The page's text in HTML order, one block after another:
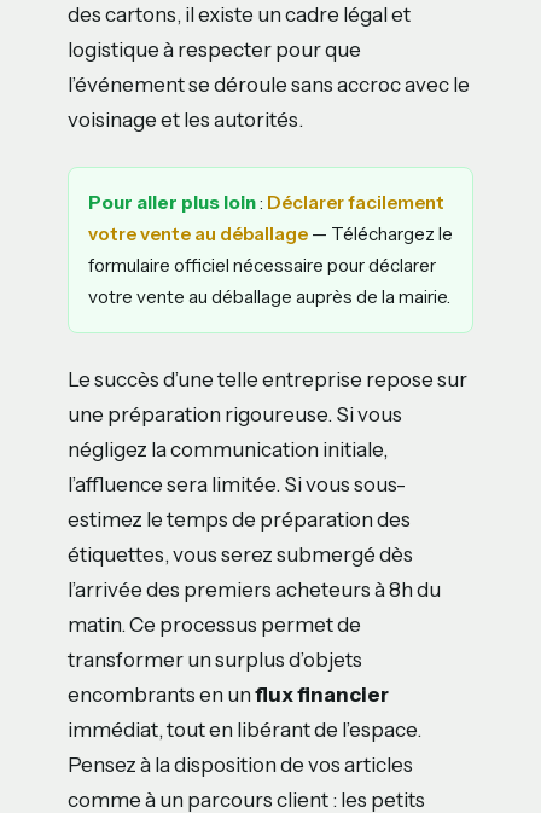
des cartons, il existe un cadre légal et
logistique à respecter pour que
l’événement se déroule sans accroc avec le
voisinage et les autorités.
Pour aller plus loin: Déclarer facilement
votre vente au déballage — Téléchargez le
formulaire officiel nécessaire pour déclarer
votre vente au déballage auprès de la mairie.
Le succès d’une telle entreprise repose sur
une préparation rigoureuse. Si vous
négligez la communication initiale,
l’affluence sera limitée. Si vous sous-
estimez le temps de préparation des
étiquettes, vous serez submergé dès
l’arrivée des premiers acheteurs à 8h du
matin. Ce processus permet de
transformer un surplus d’objets
encombrants en un flux financier
immédiat, tout en libérant de l’espace.
Pensez à la disposition de vos articles
comme à un parcours client : les petits